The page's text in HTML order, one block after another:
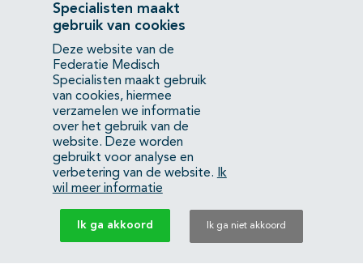
Contact
Mercatorlaan 1200
3528 BL Utrecht
(088) 505 34 34
info@richtlijnendatabase.nl
YouTubeLinkedIn
KvK Federatie Medisch Specialisten:40483480
Privacyverklaring
Specialisten maakt
gebruik van cookies
Deze website van de
Federatie Medisch
Specialisten maakt gebruik
van cookies, hiermee
verzamelen we informatie
over het gebruik van de
website. Deze worden
gebruikt voor analyse en
verbetering van de website.
Ik
wil meer informatie
Ik ga akkoord Ik ga niet akkoord